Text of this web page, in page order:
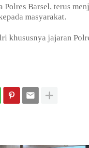
Barsel, terus
masyarakat.
khususnya jajaran